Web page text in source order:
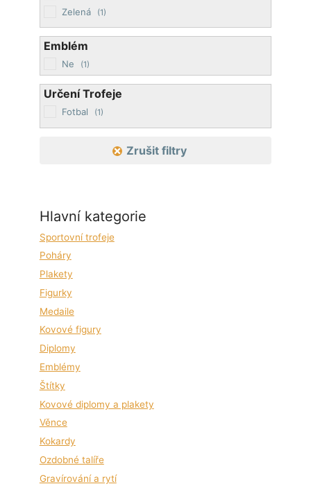
Zelená (1)
Emblém
Ne (1)
Určení Trofeje
Fotbal (1)
Zrušit filtry
Hlavní kategorie
Sportovní trofeje
Poháry
Plakety
Figurky
Medaile
Kovové figury
Diplomy
Emblémy
Štítky
Kovové diplomy a plakety
Věnce
Kokardy
Ozdobné talíře
Gravírování a rytí